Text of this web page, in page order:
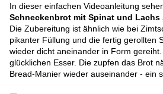
In dieser einfachen Videoanleitung
Schneckenbrot mit Spinat und Lachs
Die Zubereitung ist ähnlich wie bei
pikanter Füllung und die fertig gerollten
wieder dicht aneinander in Form
glücklichen Esser. Die zupfen das Brot
Bread-Manier wieder auseinander - ein